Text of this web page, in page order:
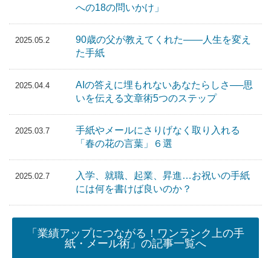
への18の問いかけ」
2025.05.2
90歳の父が教えてくれた――人生を変え
た手紙
2025.04.4
AIの答えに埋もれないあなたらしさ──思
いを伝える文章術5つのステップ
2025.03.7
手紙やメールにさりげなく取り入れる
「春の花の言葉」６選
2025.02.7
入学、就職、起業、昇進…お祝いの手紙
には何を書けば良いのか？
「業績アップにつながる！ワンランク上の手
紙・メール術」の記事一覧へ